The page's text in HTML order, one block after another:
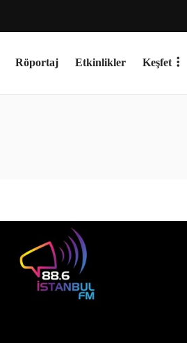
Röportaj Etkinlikler Keşfet